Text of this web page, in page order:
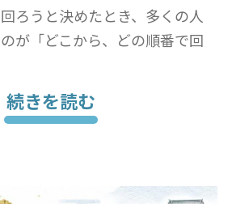
ろうと決めたとき、多くの人
が「どこから、どの順番で回
続きを読む